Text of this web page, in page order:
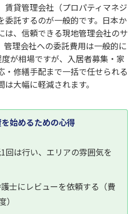
賃貸管理会社（プロパティマネジ
委託するのが一般的です。日本か
は、信頼できる現地管理会社のサ
管理会社への委託費用は一般的に
が相場ですが、入居者募集・家
・修繕手配まで一括で任せられる
大幅に軽減されます。
始めるための心得
回は行い、エリアの雰囲気を
士にレビューを依頼する（費